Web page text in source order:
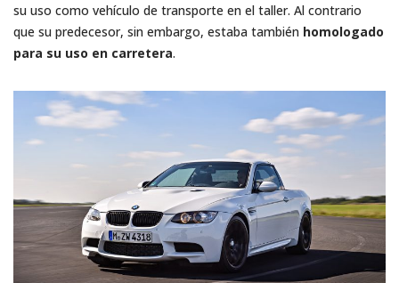
su uso como vehículo de transporte en el taller. Al contrario
que su predecesor, sin embargo, estaba también homologado
para su uso en carretera.